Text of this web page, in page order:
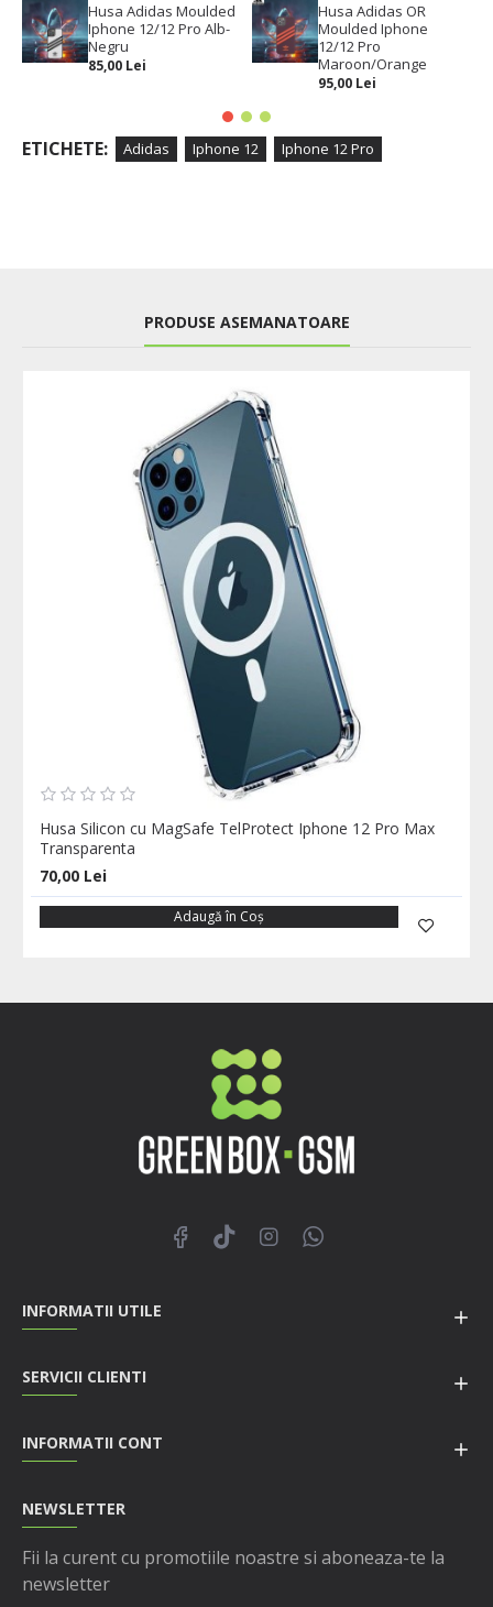
Husa Adidas Moulded
Iphone 12/12 Pro Alb-
Negru
85,00 Lei
Husa Adidas OR
Moulded Iphone
12/12 Pro
Maroon/Orange
95,00 Lei
ETICHETE: Adidas Iphone 12 Iphone 12 Pro
PRODUSE ASEMANATOARE
Husa Silicon cu MagSafe TelProtect Iphone 12 Pro Max
Transparenta
70,00 Lei
Adaugă în Coş
INFORMATII UTILE
SERVICII CLIENTI
INFORMATII CONT
NEWSLETTER
Fii la curent cu promotiile noastre si aboneaza-te la
newsletter